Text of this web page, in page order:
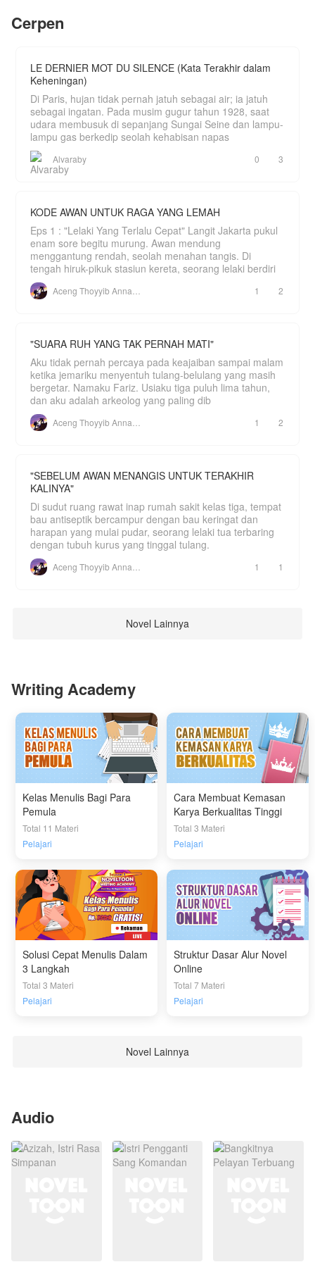
Cerpen
LE DERNIER MOT DU SILENCE (Kata Terakhir dalam
Keheningan)
Di Paris, hujan tidak pernah jatuh sebagai air; ia jatuh
sebagai ingatan. Pada musim gugur tahun 1928, saat
udara membusuk di sepanjang Sungai Seine dan lampu-
lampu gas berkedip seolah kehabisan napas
Alvaraby 0 3
KODE AWAN UNTUK RAGA YANG LEMAH
Eps 1 : "Lelaki Yang Terlalu Cepat" Langit Jakarta pukul
enam sore begitu murung. Awan mendung
menggantung rendah, seolah menahan tangis. Di
tengah hiruk-pikuk stasiun kereta, seorang lelaki berdiri
1 2
"SUARA RUH YANG TAK PERNAH MATI"
Aku tidak pernah percaya pada keajaiban sampai malam
ketika jemariku menyentuh tulang-belulang yang masih
bergetar. Namaku Fariz. Usiaku tiga puluh lima tahun,
dan aku adalah arkeolog yang paling dib
1 2
"SEBELUM AWAN MENANGIS UNTUK TERAKHIR
KALINYA"
Di sudut ruang rawat inap rumah sakit kelas tiga, tempat
bau antiseptik bercampur dengan bau keringat dan
harapan yang mulai pudar, seorang lelaki tua terbaring
dengan tubuh kurus yang tinggal tulang.
1 1
Novel Lainnya
Writing Academy
Kelas Menulis Bagi Para
Pemula
Total 11 Materi
Pelajari
Cara Membuat Kemasan
Karya Berkualitas Tinggi
Total 3 Materi
Pelajari
Solusi Cepat Menulis Dalam
3 Langkah
Total 3 Materi
Pelajari
Struktur Dasar Alur Novel
Online
Total 7 Materi
Pelajari
Novel Lainnya
Audio